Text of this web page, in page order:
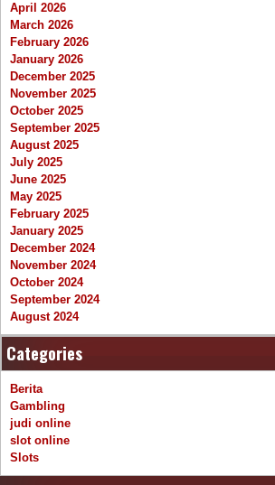
April 2026
March 2026
February 2026
January 2026
December 2025
November 2025
October 2025
September 2025
August 2025
July 2025
June 2025
May 2025
February 2025
January 2025
December 2024
November 2024
October 2024
September 2024
August 2024
Categories
Berita
Gambling
judi online
slot online
Slots